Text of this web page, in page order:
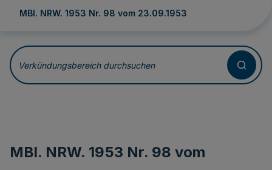
MBl. NRW. 1953 Nr. 98 vom 23.09.1953
Verkündungsbereich durchsuchen
MBl. NRW. 1953 Nr. 98 vom